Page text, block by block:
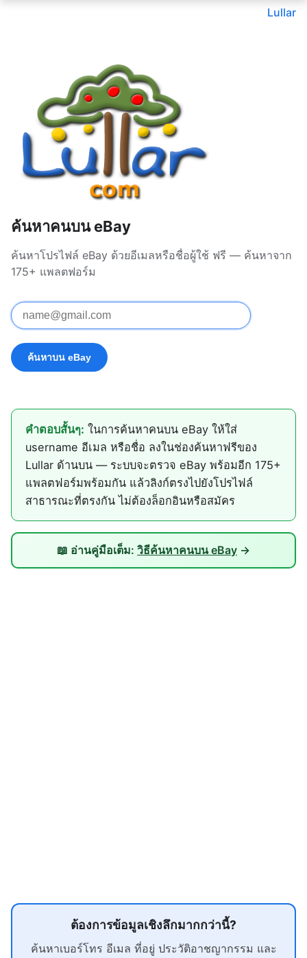
Lullar
ค้นหาคนบน eBay
ค้นหาโปรไฟล์ eBay ด้วยอีเมลหรือชื่อผู้ใช้ ฟรี — ค้นหาจาก
175+ แพลตฟอร์ม
คำตอบสั้นๆ: ในการค้นหาคนบน eBay ให้ใส่
username อีเมล หรือชื่อ ลงในช่องค้นหาฟรีของ
Lullar ด้านบน — ระบบจะตรวจ eBay พร้อมอีก 175+
แพลตฟอร์มพร้อมกัน แล้วลิงก์ตรงไปยังโปรไฟล์
สาธารณะที่ตรงกัน ไม่ต้องล็อกอินหรือสมัคร
📖 อ่านคู่มือเต็ม: วิธีค้นหาคนบน eBay →
ต้องการข้อมูลเชิงลึกมากกว่านี้?
ค้นหาเบอร์โทร อีเมล ที่อยู่ ประวัติอาชญากรรม และ